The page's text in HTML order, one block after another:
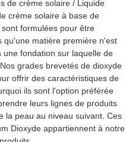
de crème solaire /
Liquide
crème solaire à base de
formulées pour être
qu'une matière première n'est
fondation sur laquelle de
grades brevetés de dioxyde
offrir des caractéristiques de
ils sont l'option préférée
leurs lignes de produits
la peau au niveau suivant. Ces
Dioxyde appartiennent à notre